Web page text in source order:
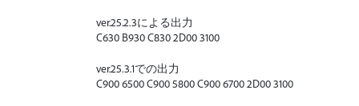
ver.25.2.3による出力
C630 B930 C830 2D00 3100
ver.25.3.1での出力
C900 6500 C900 5800 C900 6700 2D00 3100